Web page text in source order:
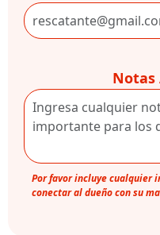
Notas
Por favor incluye cualquier
conectar al dueño con su